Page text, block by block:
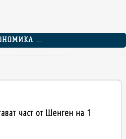
...
част от Шенген на 1